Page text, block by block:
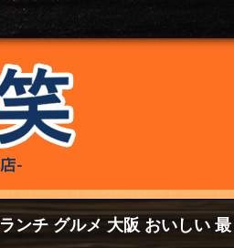
ンチ グルメ 大阪 おいしい